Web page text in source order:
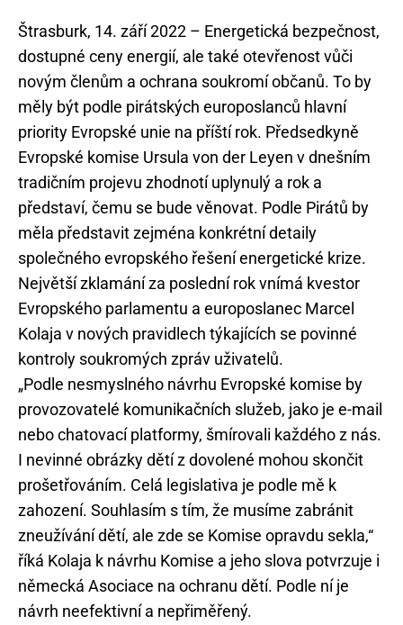
Štrasburk, 14. září 2022 – Energetická bezpečnost,
dostupné ceny energií, ale také otevřenost vůči
novým členům a ochrana soukromí občanů. To by
měly být podle pirátských europoslanců hlavní
priority Evropské unie na příští rok. Předsedkyně
Evropské komise Ursula von der Leyen v dnešním
tradičním projevu zhodnotí uplynulý a rok a
představí, čemu se bude věnovat. Podle Pirátů by
měla představit zejména konkrétní detaily
společného evropského řešení energetické krize.
Největší zklamání za poslední rok vnímá kvestor
Evropského parlamentu a europoslanec Marcel
Kolaja v nových pravidlech týkajících se povinné
kontroly soukromých zpráv uživatelů.
„Podle nesmyslného návrhu Evropské komise by
provozovatelé komunikačních služeb, jako je e-mail
nebo chatovací platformy, šmírovali každého z nás.
I nevinné obrázky dětí z dovolené mohou skončit
prošetřováním. Celá legislativa je podle mě k
zahození. Souhlasím s tím, že musíme zabránit
zneužívání dětí, ale zde se Komise opravdu sekla,“
říká Kolaja k návrhu Komise a jeho slova potvrzuje i
německá Asociace na ochranu dětí. Podle ní je
návrh neefektivní a nepřiměřený.